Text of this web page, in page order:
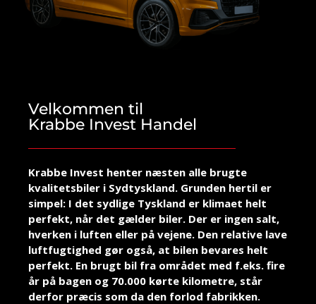
Velkommen til
Krabbe Invest Handel
Krabbe Invest henter næsten alle brugte
kvalitetsbiler i Sydtyskland. Grunden hertil er
simpel: I det sydlige Tyskland er klimaet helt
perfekt, når det gælder biler. Der er ingen salt,
hverken i luften eller på vejene. Den relative lave
luftfugtighed gør også, at bilen bevares helt
perfekt. En brugt bil fra området med f.eks. fire
år på bagen og 70.000 kørte kilometre, står
derfor præcis som da den forlod fabrikken.